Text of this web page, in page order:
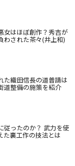
女はほぼ創作？秀吉が
わされた茶々(井上和)
た織田信長の道普請は
道整備の施策を紹介
従ったのか？ 武力を使
た裏工作の技法とは